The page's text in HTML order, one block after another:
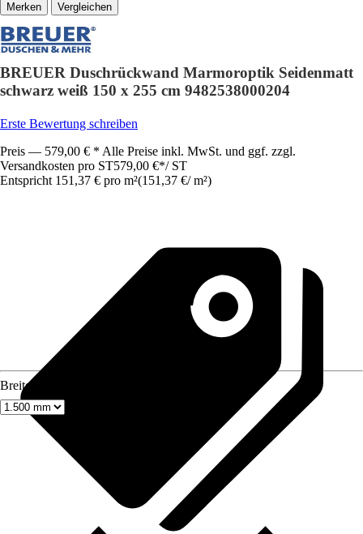
Vergleichen
BREUER Duschrückwand Marmoroptik Seidenmatt
schwarz weiß 150 x 255 cm 9482538000204
Erste Bewertung schreiben
Preis — 579,00 € * Alle Preise inkl. MwSt. und ggf. zzgl.
Versandkosten pro ST579,00 €*/ ST
Entspricht 151,37 € pro m²(151,37 €/ m²)
Breite